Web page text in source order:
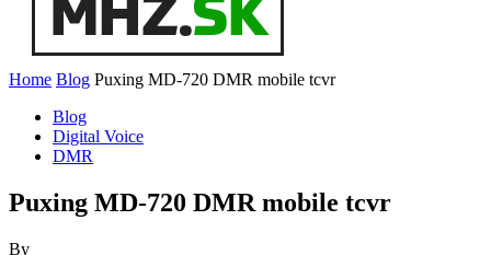
Home Blog Puxing MD-720 DMR mobile tcvr
Blog
Digital Voice
DMR
Puxing MD-720 DMR mobile tcvr
By